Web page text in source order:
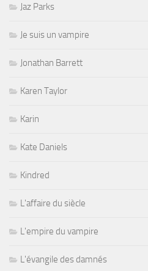
Jaz Parks
Je suis un vampire
Jonathan Barrett
Karen Taylor
Karin
Kate Daniels
Kindred
L'affaire du siècle
L'empire du vampire
L'évangile des damnés